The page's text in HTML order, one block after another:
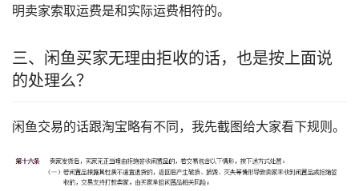
明卖家索取运费是和实际运费相符的。
三、闲鱼买家无理由拒收的话，也是按上面说
的处理么？
闲鱼交易的话跟淘宝略有不同，我先截图给大家看下规则。